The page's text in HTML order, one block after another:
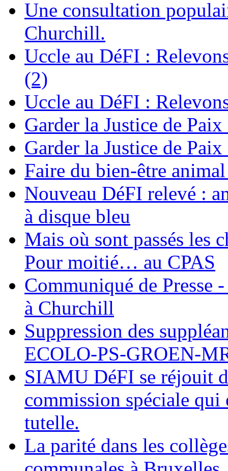
Une consultation
Churchill.
Uccle au DéFI :
(2)
Uccle au DéFI :
Garder la Justice de
Garder la Justice de
Faire du bien-être
Nouveau DéFI relevé :
à disque bleu
Mais où sont passés les
Pour moitié… au CPAS
Communiqué de Presse
à Churchill
Suppression des
ECOLO-PS-GROEN-
SIAMU DéFI se réjouit
commission spéciale qui
tutelle.
La parité dans les